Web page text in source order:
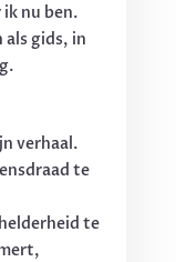
nu ben.
als gids, in
verhaal.
te
te